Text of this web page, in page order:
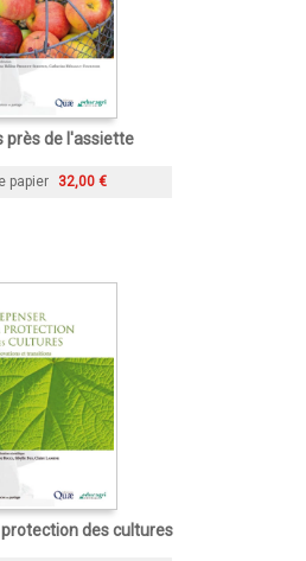
près de l'assiette
papier 32,00 €
protection des cultures